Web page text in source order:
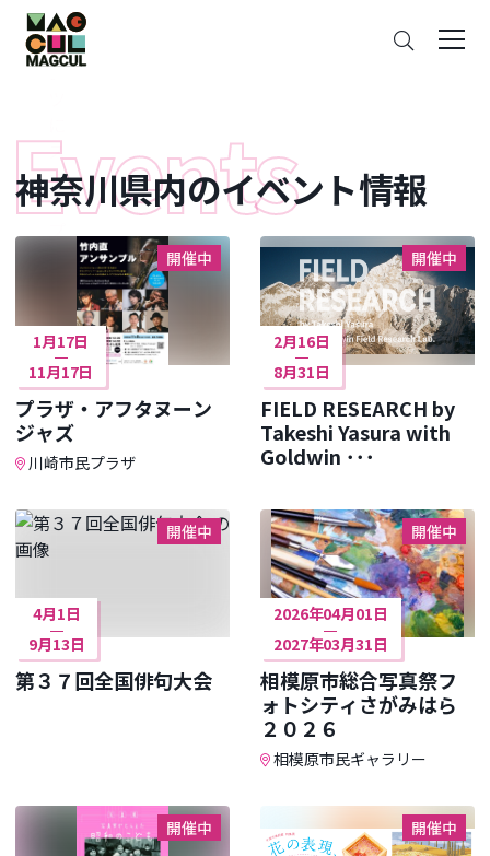
ン
テ
ン
ス
キ
ッ
プ
神奈川県内のイベント情報
開催中
1月17日
11月17日
プラザ・アフタヌーン
ジャズ
川崎市民プラザ
開催中
2月16日
8月31日
FIELD RESEARCH by
Takeshi Yasura with
Goldwin ･･･
開催中
4月1日
9月13日
第３７回全国俳句大会
開催中
2026年04月01日
2027年03月31日
相模原市総合写真祭フ
ォトシティさがみはら
２０２６
相模原市民ギャラリー
開催中 開催中